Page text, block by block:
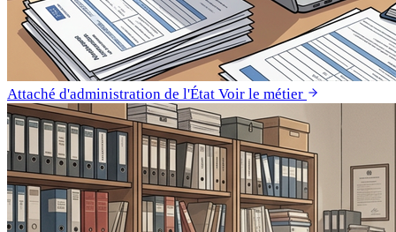
Attaché d'administration de l'État Voir le métier